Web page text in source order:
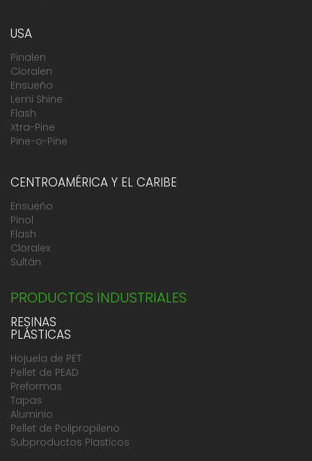
USA
Pinalen
Cloralen
Ensueño
Lemi Shine
Flash
Xtra-Pine
Pine-o-Pine
CENTROAMÉRICA Y EL CARIBE
Ensueño
Pinol
Flash
Cloralex
Sultán
PRODUCTOS INDUSTRIALES
RESINAS
PLÁSTICAS
Hojuela de PET
Pellet de PEAD
Preformas
Tapas
Aluminio
Pellet de Polipropileno
Subproductos Plasticos